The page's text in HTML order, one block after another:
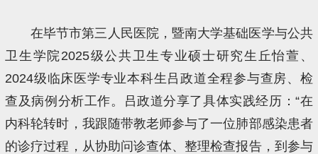
在毕节市第三人民医院，暨南大学基础医学与公共
卫生学院2025级公共卫生专业硕士研究生丘怡萱、
2024级临床医学专业本科生吕政道全程参与查房、检
查及病例分析工作。吕政道分享了具体实践经历：“在
内科轮转时，我跟随带教老师参与了一位肺部感染患者
的诊疗过程，从协助问诊查体、整理检查报告，到参与